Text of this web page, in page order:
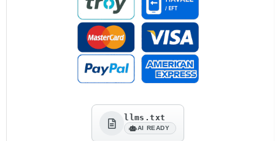
llms.txt
AI READY